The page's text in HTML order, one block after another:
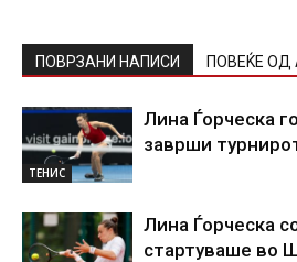
ПОВРЗАНИ НАПИСИ ПОВЕЌЕ
ТЕНИС
Лина Ѓорческа
заврши
Лина Ѓорческа
стартуваше во